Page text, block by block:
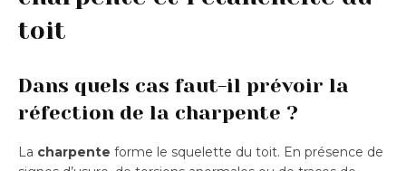
toit
Dans quels cas faut-il prévoir la
réfection de la charpente ?
La charpente forme le squelette du toit. En présence de